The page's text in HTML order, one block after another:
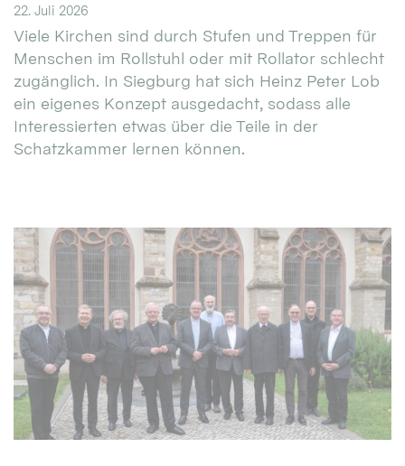
22. Juli 2026
Viele Kirchen sind durch Stufen und Treppen für
Menschen im Rollstuhl oder mit Rollator schlecht
zugänglich. In Siegburg hat sich Heinz Peter Lob
ein eigenes Konzept ausgedacht, sodass alle
Interessierten etwas über die Teile in der
Schatzkammer lernen können.